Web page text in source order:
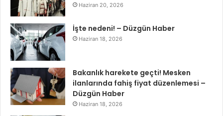
Haziran 20, 2026
İşte nedeni! – Düzgün Haber
Haziran 18, 2026
Bakanlık harekete geçti! Mesken
ilanlarında fahiş fiyat düzenlemesi –
Düzgün Haber
Haziran 18, 2026